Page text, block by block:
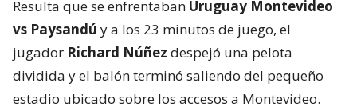
Resulta que se enfrentaban Uruguay Montevideo
vs Paysandú y a los 23 minutos de juego, el
jugador Richard Núñez despejó una pelota
dividida y el balón terminó saliendo del pequeño
estadio ubicado sobre los accesos a Montevideo.